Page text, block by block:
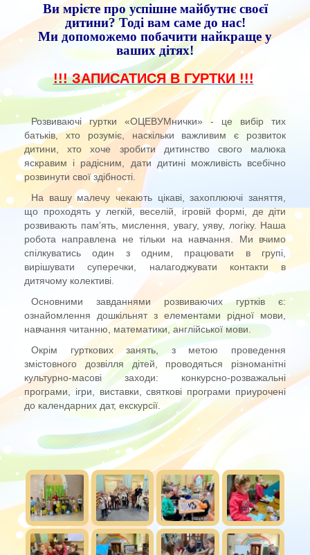
Ви мрієте про успішне майбутнє своєї
дитини? Тоді вам саме до нас!
Ми допоможемо побачити найкраще у
ваших дітях!
!!! ЗАПИСАТИСЯ В ГУРТКИ !!!
Розвиваючі гуртки «ОЦЕВУМнички» - це вибір тих
батьків, хто розуміє, наскільки важливим є розвиток
дитини, хто хоче зробити дитинство свого малюка
яскравим і радісним, дати дитині можливість всебічно
розвинути свої здібності.
На вашу малечу чекають цікаві, захоплюючі заняття,
що проходять у легкій, веселій, ігровій формі, де діти
розвивають пам’ять, мислення, увагу, уяву, логіку. Наша
робота направлена не тільки на навчання. Ми вчимо
спілкуватись один з одним, працювати в групі,
вирішувати суперечки, налагоджувати контакти в
дитячому колективі.
Основними завданнями розвиваючих гуртків є:
ознайомлення дошкільнят з елементами рідної мови,
навчання читанню, математики, англійської мови.
Окрім гурткових занять, з метою проведення
змістовного дозвілля дітей, проводяться різноманітні
культурно-масові заходи: конкурсно-розважальні
програми, ігри, виставки, святкові програми приурочені
до календарних дат, екскурсії.